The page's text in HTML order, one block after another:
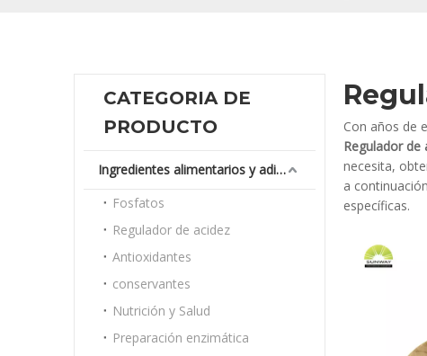
CATEGORIA DE
PRODUCTO
Ingredientes alimentarios y aditivos
Fosfatos
Regulador de acidez
Antioxidantes
conservantes
Nutrición y Salud
Preparación enzimática
Con años de
Regulador de
necesita,
a
específicas.